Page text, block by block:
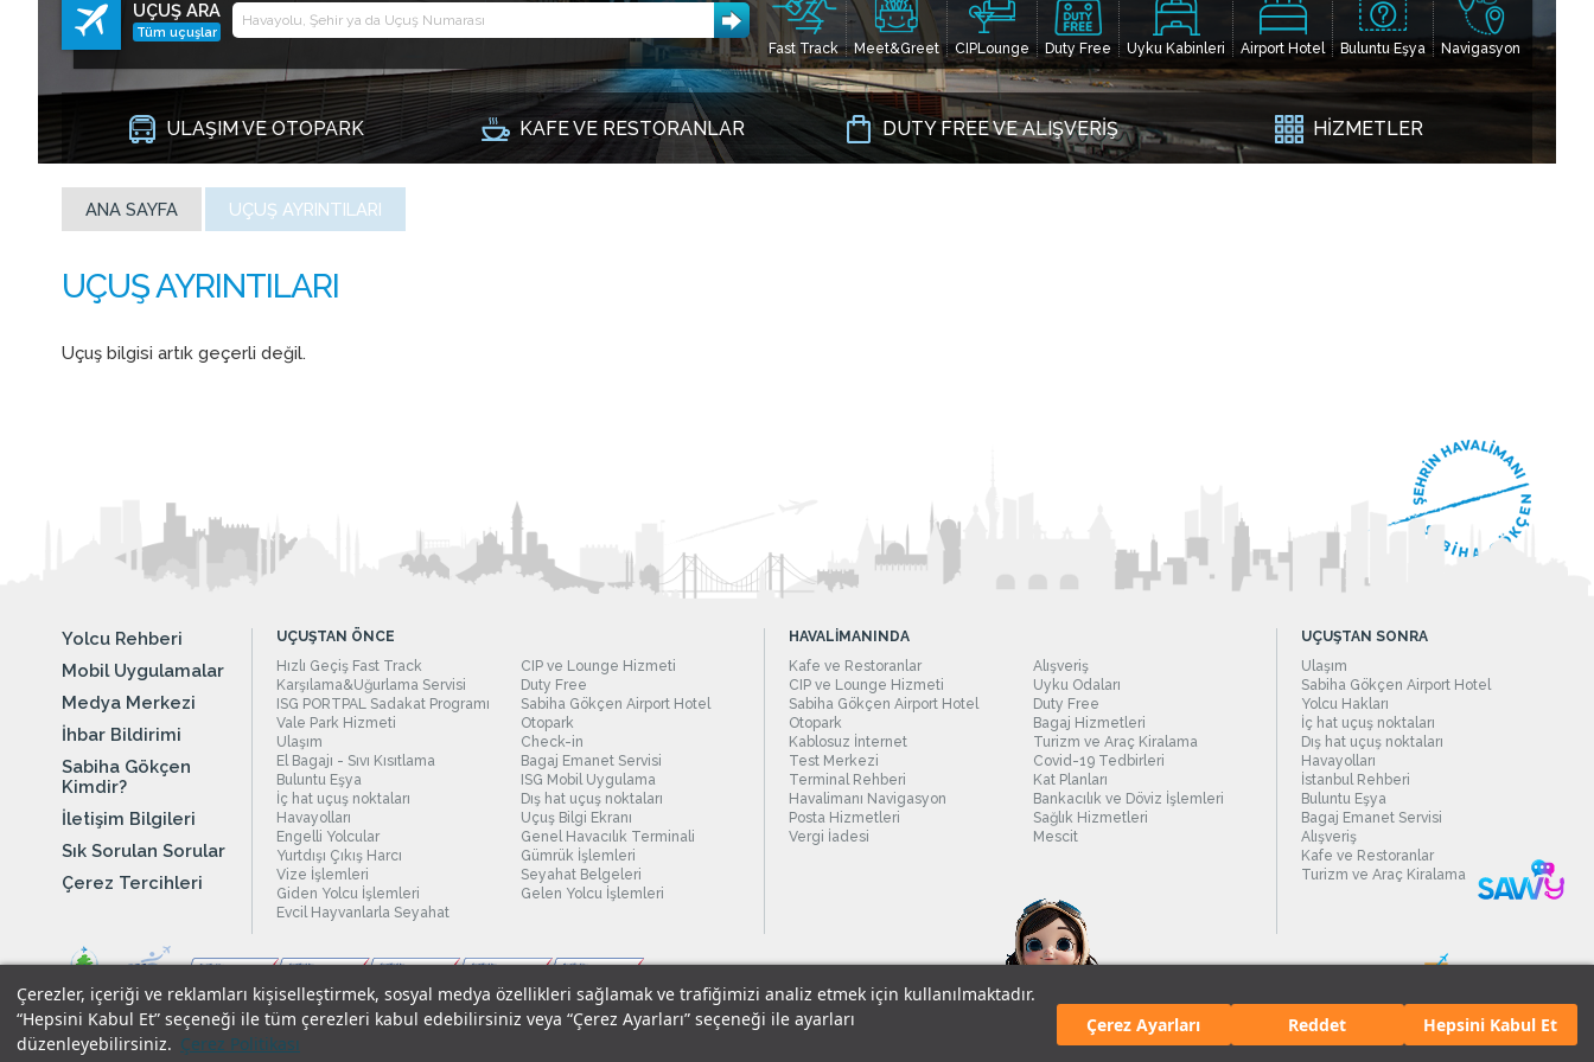
Çerezler, içeriği ve reklamları kişiselleştirmek, sosyal medya özellikleri sağlamak ve trafiğimizi analiz etmek için kullanılmaktadır.
“Hepsini Kabul Et” seçeneği ile tüm çerezleri kabul edebilirsiniz veya “Çerez Ayarları” seçeneği ile ayarları
düzenleyebilirsiniz. Çerez Politikası
Çerez Ayarları Reddet Hepsini Kabul Et
UÇUŞ ARA
Tüm uçuşlar
Fast Track Meet&Greet CIPLounge Duty Free Uyku Kabinleri Airport Hotel Buluntu Eşya Navigasyon
ULAŞIM VE OTOPARK KAFE VE RESTORANLAR DUTY FREE VE ALIŞVERİŞ HİZMETLER
ANA SAYFA UÇUŞ AYRINTILARI
Uçuş bilgisi artık geçerli değil.
Yolcu Rehberi
Mobil Uygulamalar
Medya Merkezi
İhbar Bildirimi
Sabiha Gökçen
Kimdir?
İletişim Bilgileri
Sık Sorulan Sorular
Çerez Tercihleri
UÇUŞTAN ÖNCE
Hızlı Geçiş Fast Track
CIP ve Lounge Hizmeti
Karşılama&Uğurlama Servisi
Duty Free
ISG PORTPAL Sadakat Programı
Sabiha Gökçen Airport Hotel
Vale Park Hizmeti
Otopark
Ulaşım
Check-in
El Bagajı - Sıvı Kısıtlama
Bagaj Emanet Servisi
Buluntu Eşya
ISG Mobil Uygulama
İç hat uçuş noktaları
Dış hat uçuş noktaları
Havayolları
Uçuş Bilgi Ekranı
Engelli Yolcular
Genel Havacılık Terminali
Yurtdışı Çıkış Harcı
Gümrük İşlemleri
Vize İşlemleri
Seyahat Belgeleri
Giden Yolcu İşlemleri
Gelen Yolcu İşlemleri
Evcil Hayvanlarla Seyahat
HAVALİMANINDA
Kafe ve Restoranlar
Alışveriş
CIP ve Lounge Hizmeti
Uyku Odaları
Sabiha Gökçen Airport Hotel
Duty Free
Otopark
Bagaj Hizmetleri
Kablosuz İnternet
Turizm ve Araç Kiralama
Test Merkezi
Covid-19 Tedbirleri
Terminal Rehberi
Kat Planları
Havalimanı Navigasyon
Bankacılık ve Döviz İşlemleri
Posta Hizmetleri
Sağlık Hizmetleri
Vergi İadesi
Mescit
UÇUŞTAN SONRA
Ulaşım
Sabiha Gökçen Airport Hotel
Yolcu Hakları
İç hat uçuş noktaları
Dış hat uçuş noktaları
Havayolları
İstanbul Rehberi
Buluntu Eşya
Bagaj Emanet Servisi
Alışveriş
Kafe ve Restoranlar
Turizm ve Araç Kiralama
Yasal Uyarılar Çerez Politikamız